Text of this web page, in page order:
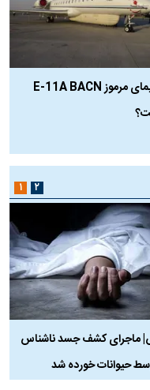
هواپیمای مرموز E-11A BACN
ماجرای کشف جسد ناشناس
حیوانات خورده شد
۱ ۲